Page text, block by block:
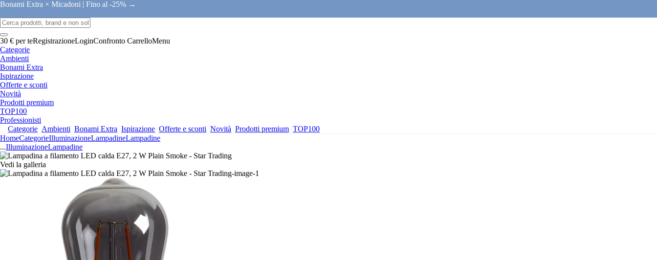
Bonami Extra × Micadoni | Fino al -25% →
30 € per teRegistrazioneLoginConfronto CarrelloMenu
Categorie
Ambienti
Bonami Extra
Ispirazione
Offerte e sconti
Novità
Prodotti premium
TOP100
Professionisti
Categorie Ambienti Bonami Extra Ispirazione Offerte e sconti Novità Prodotti premium TOP100
HomeCategorieIlluminazioneLampadineLampadine
...IlluminazioneLampadine
Vedi la galleria